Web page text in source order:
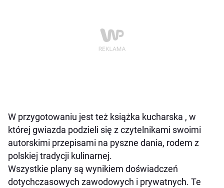
W przygotowaniu jest też książka kucharska , w
której gwiazda podzieli się z czytelnikami swoimi
autorskimi przepisami na pyszne dania, rodem z
polskiej tradycji kulinarnej.
Wszystkie plany są wynikiem doświadczeń
dotychczasowych zawodowych i prywatnych. Te